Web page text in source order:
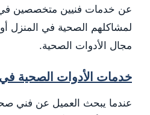
عن خدمات فنيين متخصصين في
لمشاكلهم الصحية في المنزل
مجال الأدوات الصحية.
خدمات الأدوات الصحية في
عندما يبحث العميل عن فني